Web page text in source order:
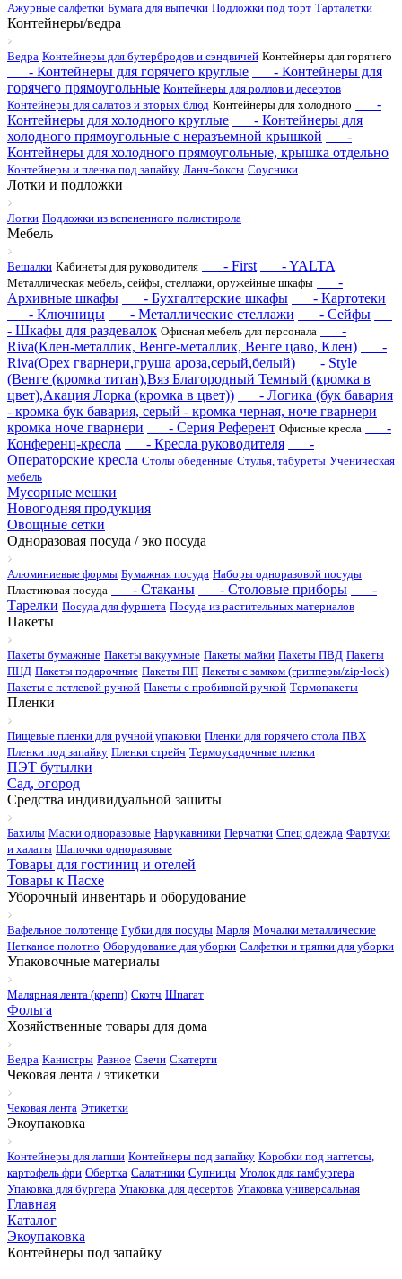
Ажурные салфетки Бумага для выпечки Подложки под торт Тарталетки
Контейнеры/ведра
Ведра Контейнеры для бутербродов и сэндвичей Контейнеры для горячего
- Контейнеры для горячего круглые
- Контейнеры для
горячего прямоугольные Контейнеры для роллов и десертов
Контейнеры для салатов и вторых блюд Контейнеры для холодного
-
Контейнеры для холодного круглые
- Контейнеры для
холодного прямоугольные с неразъемной крышкой
-
Контейнеры для холодного прямоугольные, крышка отдельно
Контейнеры и пленка под запайку Ланч-боксы Соусники
Лотки и подложки
Лотки Подложки из вспененного полистирола
Мебель
Вешалки Кабинеты для руководителя - First - YALTA
Металлическая мебель, сейфы, стеллажи, оружейные шкафы
-
Архивные шкафы
- Бухгалтерские шкафы
- Картотеки
- Ключницы
- Металлические стеллажи
- Сейфы
- Шкафы для раздевалок Офисная мебель для персонала
-
Riva(Клен-металлик, Венге-металлик, Венге цаво, Клен)
-
Riva(Орех гварнери,груша ароза,серый,белый)
- Style
(Венге (кромка титан),Вяз Благородный Темный (кромка в
цвет),Акация Лорка (кромка в цвет))
- Логика (бук бавария
- кромка бук бавария, серый - кромка черная, ноче гварнери
кромка ноче гварнери
- Серия Референт Офисные кресла
-
Конференц-кресла
- Кресла руководителя
-
Операторские кресла Столы обеденные Стулья, табуреты Ученическая
мебель
Мусорные мешки
Новогодняя продукция
Овощные сетки
Одноразовая посуда / эко посуда
Алюминиевые формы Бумажная посуда Наборы одноразовой посуды
Пластиковая посуда
- Стаканы - Столовые приборы
-
Тарелки Посуда для фуршета Посуда из растительных материалов
Пакеты
Пакеты бумажные Пакеты вакуумные Пакеты майки Пакеты ПВД Пакеты
ПНД Пакеты подарочные Пакеты ПП Пакеты с замком (грипперы/zip-lock)
Пакеты с петлевой ручкой Пакеты с пробивной ручкой Термопакеты
Пленки
Пищевые пленки для ручной упаковки Пленки для горячего стола ПВХ
Пленки под запайку Пленки стрейч Термоусадочные пленки
ПЭТ бутылки
Сад, огород
Средства индивидуальной защиты
Бахилы Маски одноразовые Нарукавники Перчатки Спец одежда Фартуки
и халаты Шапочки одноразовые
Товары для гостиниц и отелей
Товары к Пасхе
Уборочный инвентарь и оборудование
Вафельное полотенце Губки для посуды Марля Мочалки металлические
Нетканое полотно Оборудование для уборки Салфетки и тряпки для уборки
Упаковочные материалы
Малярная лента (крепп) Скотч Шпагат
Фольга
Хозяйственные товары для дома
Ведра Канистры Разное Свечи Скатерти
Чековая лента / этикетки
Чековая лента Этикетки
Экоупаковка
Контейнеры для лапши Контейнеры под запайку Коробки под наггетсы,
картофель фри Обертка Салатники Супницы Уголок для гамбургера
Упаковка для бургера Упаковка для десертов Упаковка универсальная
Главная
Каталог
Экоупаковка
Контейнеры под запайку